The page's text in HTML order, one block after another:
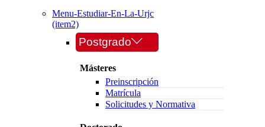
Menu-Estudiar-En-La-Urjc
(item2)
Postgrado
Másteres
Preinscripción
Matrícula
Solicitudes y Normativa